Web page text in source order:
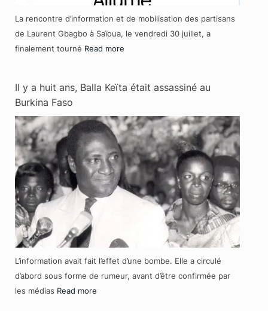
La rencontre d’information et de mobilisation des partisans
de Laurent Gbagbo à Saïoua, le vendredi 30 juillet, a
finalement tourné Read more
Il y a huit ans, Balla Keïta était assassiné au
Burkina Faso
L’information avait fait l’effet d’une bombe. Elle a circulé
d’abord sous forme de rumeur, avant d’être confirmée par
les médias Read more